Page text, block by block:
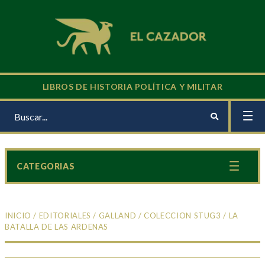
LIBROS DE HISTORIA POLÍTICA Y MILITAR
INICIO / EDITORIALES / GALLAND /COLECCION STUG3 / LA
BATALLA DE LAS ARDENAS
CATEGORIAS